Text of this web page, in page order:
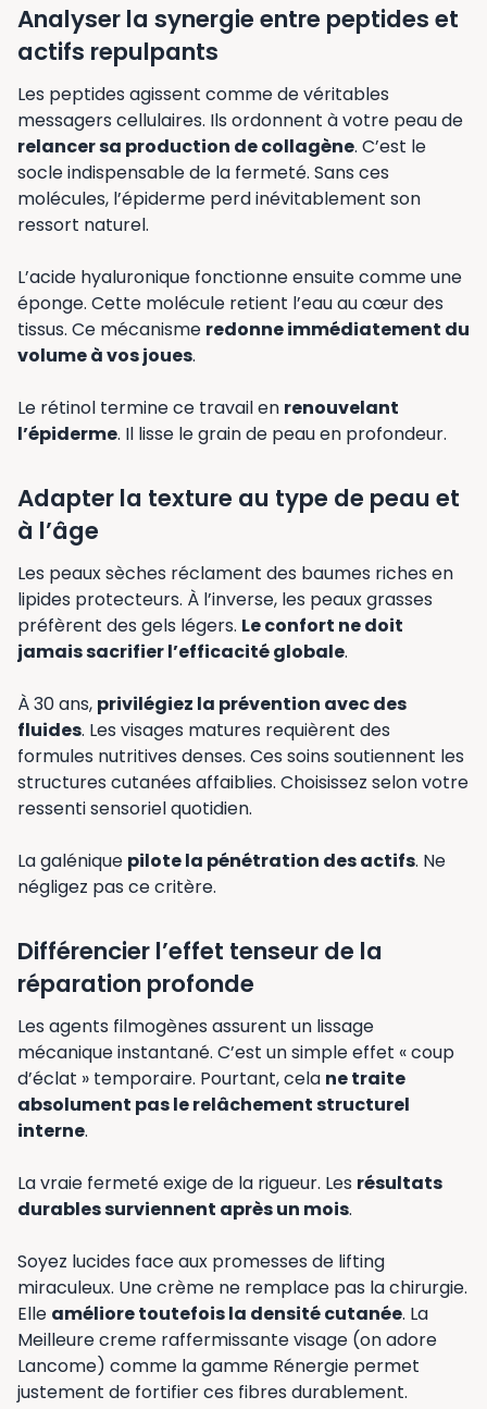
Analyser la synergie entre peptides et
actifs repulpants
Les peptides agissent comme de véritables
messagers cellulaires. Ils ordonnent à votre peau de
relancer sa production de collagène. C’est le
socle indispensable de la fermeté. Sans ces
molécules, l’épiderme perd inévitablement son
ressort naturel.
L’acide hyaluronique fonctionne ensuite comme une
éponge. Cette molécule retient l’eau au cœur des
tissus. Ce mécanisme redonne immédiatement du
volume à vos joues.
Le rétinol termine ce travail en renouvelant
l’épiderme. Il lisse le grain de peau en profondeur.
Adapter la texture au type de peau et
à l’âge
Les peaux sèches réclament des baumes riches en
lipides protecteurs. À l’inverse, les peaux grasses
préfèrent des gels légers. Le confort ne doit
jamais sacrifier l’efficacité globale.
À 30 ans, privilégiez la prévention avec des
fluides. Les visages matures requièrent des
formules nutritives denses. Ces soins soutiennent les
structures cutanées affaiblies. Choisissez selon votre
ressenti sensoriel quotidien.
La galénique pilote la pénétration des actifs. Ne
négligez pas ce critère.
Différencier l’effet tenseur de la
réparation profonde
Les agents filmogènes assurent un lissage
mécanique instantané. C’est un simple effet « coup
d’éclat » temporaire. Pourtant, cela ne traite
absolument pas le relâchement structurel
interne.
La vraie fermeté exige de la rigueur. Les résultats
durables surviennent après un mois.
Soyez lucides face aux promesses de lifting
miraculeux. Une crème ne remplace pas la chirurgie.
Elle améliore toutefois la densité cutanée. La
Meilleure creme raffermissante visage (on adore
Lancome) comme la gamme Rénergie permet
justement de fortifier ces fibres durablement.